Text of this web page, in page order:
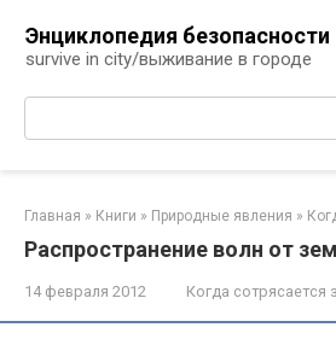
контенту
Энциклопедия безопасности
survive in city/выживание в городе
Поиск:
Главная » Книги » Природные явления »
Распространение волн от
14 февраля 2012 Когда сотрясается